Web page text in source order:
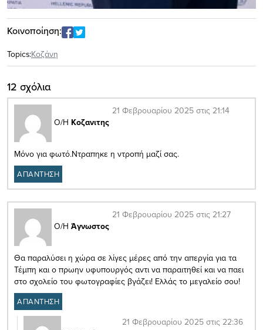
Κοινοποίηση:
Topics:Κοζάνη
12 σχόλια
Ο/Η Κοζανιτης
21 Φεβρουαρίου 2025 στις 21:14
Μόνο για φωτό.Ντραπηκε η ντροπή μαζί σας.
ΑΠΑΝΤΗΣΗ
Ο/Η Άγνωστος
21 Φεβρουαρίου 2025 στις 21:27
Θα παραλύσει η χώρα σε λίγες μέρες από την απεργία για τα
Τέμπη και ο πρωην υφυπουργός αντι να παραιτηθεί και να παει
στο σχολείο του φωτογραφίες βγάζει! Ελλάς το μεγαλείο σου!
ΑΠΑΝΤΗΣΗ
21 Φεβρουαρίου 2025 στις 22:36